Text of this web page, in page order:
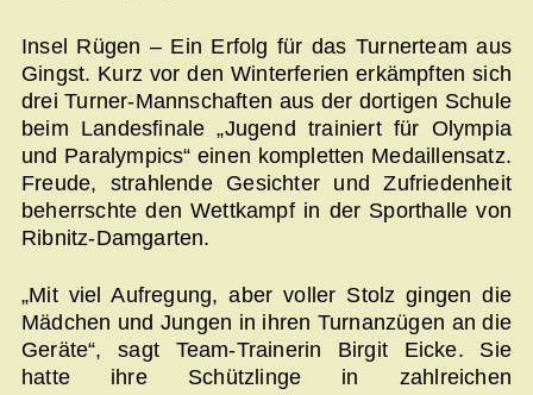
Insel Rügen – Ein Erfolg für das Turnerteam aus
Gingst. Kurz vor den Winterferien erkämpften sich
drei Turner-Mannschaften aus der dortigen Schule
beim Landesfinale „Jugend trainiert für Olympia
und Paralympics“ einen kompletten Medaillensatz.
Freude, strahlende Gesichter und Zufriedenheit
beherrschte den Wettkampf in der Sporthalle von
Ribnitz-Damgarten.
„Mit viel Aufregung, aber voller Stolz gingen die
Mädchen und Jungen in ihren Turnanzügen an die
Geräte“, sagt Team-Trainerin Birgit Eicke. Sie
hatte ihre Schützlinge in zahlreichen